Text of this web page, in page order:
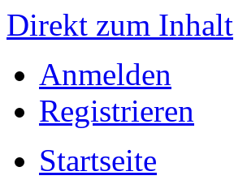
Direkt zum Inhalt
Anmelden
Registrieren
Startseite